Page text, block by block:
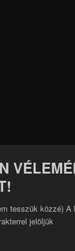
tesszük közzé) A
jelöljük